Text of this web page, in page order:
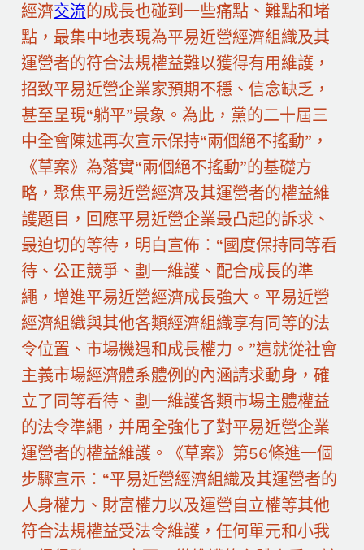
經濟交流的成長也碰到一些痛點、難點和堵
點，最集中地表現為平易近營經濟組織及其
運營者的符合法規權益難以獲得有用維護，
招致平易近營企業家預期不穩、信念缺乏，
甚至呈現“躺平”景象。為此，黨的二十屆三
中全會陳述再次宣示保持“兩個絕不搖動”，
《草案》為落實“兩個絕不搖動”的基礎方
略，聚焦平易近營經濟及其運營者的權益維
護題目，回應平易近營企業最凸起的訴求、
最迫切的等待，明白宣佈：“國度保持同等看
待、公正競爭、劃一維護、配合成長的準
繩，增進平易近營經濟成長強大。平易近營
經濟組織與其他各類經濟組織享有同等的法
令位置、市場機遇和成長權力。”這就從社會
主義市場經濟體系體例的內涵請求動身，確
立了同等看待、劃一維護各類市場主體權益
的法令準繩，并周全強化了對平易近營企業
運營者的權益維護。《草案》第56條進一個
步驟宣示：“平易近營經濟組織及其運營者的
人身權力、財富權力以及運營自立權等其他
符合法規權益受法令維護，任何單元和小我